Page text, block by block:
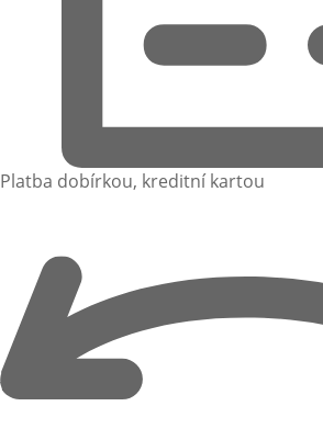
Platba dobírkou, kreditní kartou